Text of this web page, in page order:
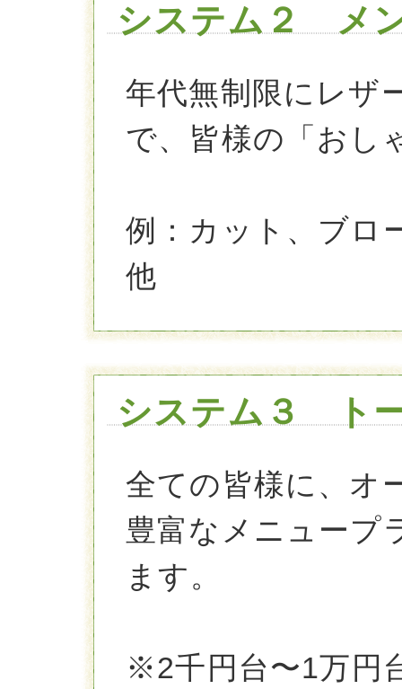
システム２ メ
年代無制限にレザ
で、皆様の「おし
例：カット、ブロ
他
システム３ ト
全ての皆様に、オ
豊富なメニュープ
ます。
※2千円台〜1万円